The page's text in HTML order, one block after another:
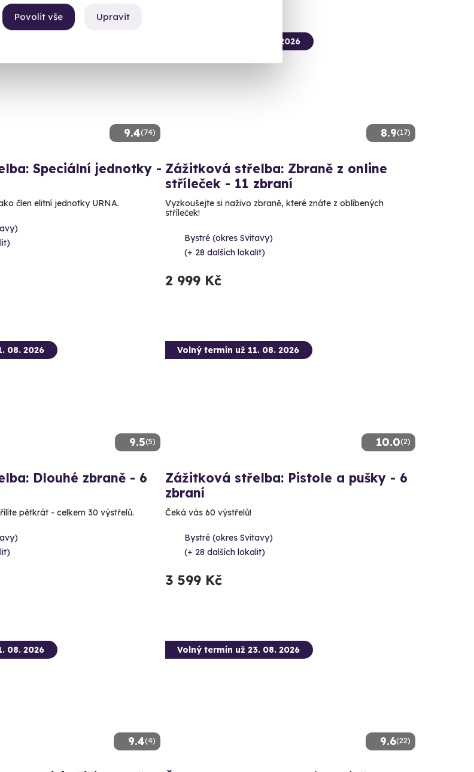
Upravit
Povolit vše
9.4(74)
Speciální jednotky -
člen elitní jednotky URNA.
8.9(17)
Volný termín už 14. 08. 2026
Zážitková střelba: Zbraně z online
stříleček - 11 zbraní
Vyzkoušejte si naživo zbraně, které znáte z oblíbených
stříleček!
Bystré (okres Svitavy)
(+ 28 dalších lokalit)
2 999 Kč
9.5(5)
08. 2026
Dlouhé zbraně - 6
pětkrát - celkem 30 výstřelů.
10.0(2)
Volný termín už 11. 08. 2026
Zážitková střelba: Pistole a pušky - 6
zbraní
Čeká vás 60 výstřelů!
Bystré (okres Svitavy)
(+ 28 dalších lokalit)
3 599 Kč
9.4(4)
08. 2026
9.6(22)
Volný termín už 23. 08. 2026